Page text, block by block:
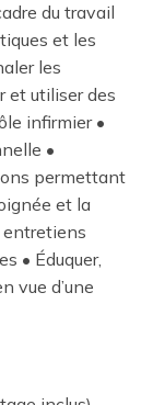
du travail
et les
les
et utiliser des
infirmier •
•
permettant
et la
entretiens
• Éduquer,
vue d’une